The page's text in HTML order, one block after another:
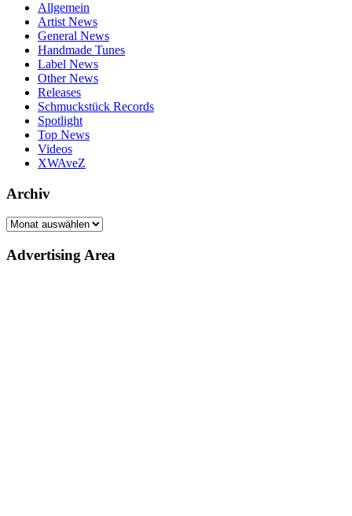
Allgemein
Artist News
General News
Handmade Tunes
Label News
Other News
Releases
Schmuckstück Records
Spotlight
Top News
Videos
XWAveZ
Archiv
Archiv
Advertising Area